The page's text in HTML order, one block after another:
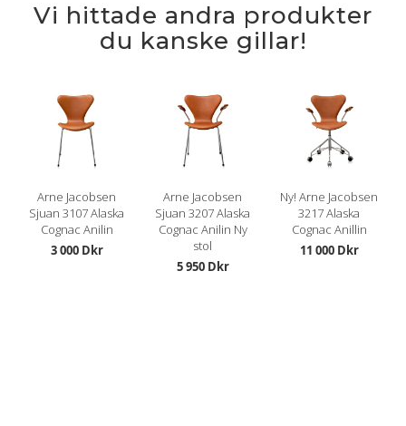
Vi hittade andra produkter
du kanske gillar!
Arne Jacobsen
Sjuan 3107 Alaska
Cognac Anilin
3 000 Dkr
Arne Jacobsen
Sjuan 3207 Alaska
Cognac Anilin Ny
stol
5 950 Dkr
Ny! Arne Jacobsen
3217 Alaska
Cognac Anillin
11 000 Dkr